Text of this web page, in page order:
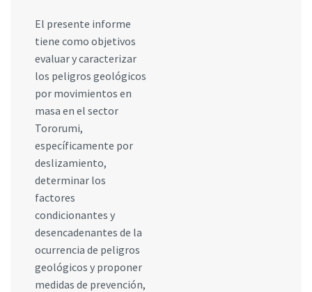
El presente informe
tiene como objetivos
evaluar y caracterizar
los peligros geológicos
por movimientos en
masa en el sector
Tororumi,
específicamente por
deslizamiento,
determinar los
factores
condicionantes y
desencadenantes de la
ocurrencia de peligros
geológicos y proponer
medidas de prevención,